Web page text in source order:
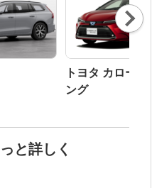
トヨタ カローラ
ング
Nex
t
と詳しく